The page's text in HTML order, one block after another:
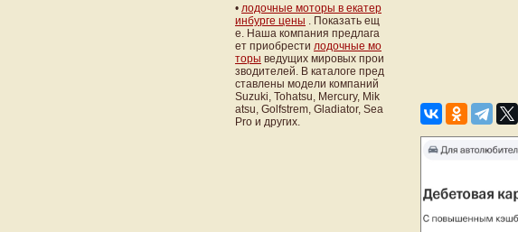
• лодочные моторы в екатер
инбурге цены . Показать ещ
е. Наша компания предлага
ет приобрести лодочные мо
торы ведущих мировых прои
зводителей. В каталоге пред
ставлены модели компаний
Suzuki, Tohatsu, Mercury, Mik
atsu, Golfstrem, Gladiator, Sea
Pro и других.